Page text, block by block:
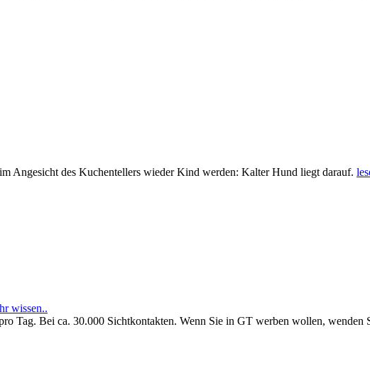
Angesicht des Kuchentellers wieder Kind werden: Kalter Hund liegt darauf.
wissen..
Tag. Bei ca. 30.000 Sichtkontakten. Wenn Sie in GT werben wollen,